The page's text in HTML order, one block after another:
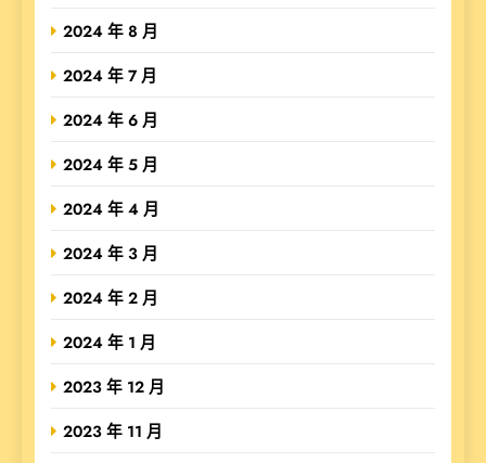
2024 年 8 月
2024 年 7 月
2024 年 6 月
2024 年 5 月
2024 年 4 月
2024 年 3 月
2024 年 2 月
2024 年 1 月
2023 年 12 月
2023 年 11 月